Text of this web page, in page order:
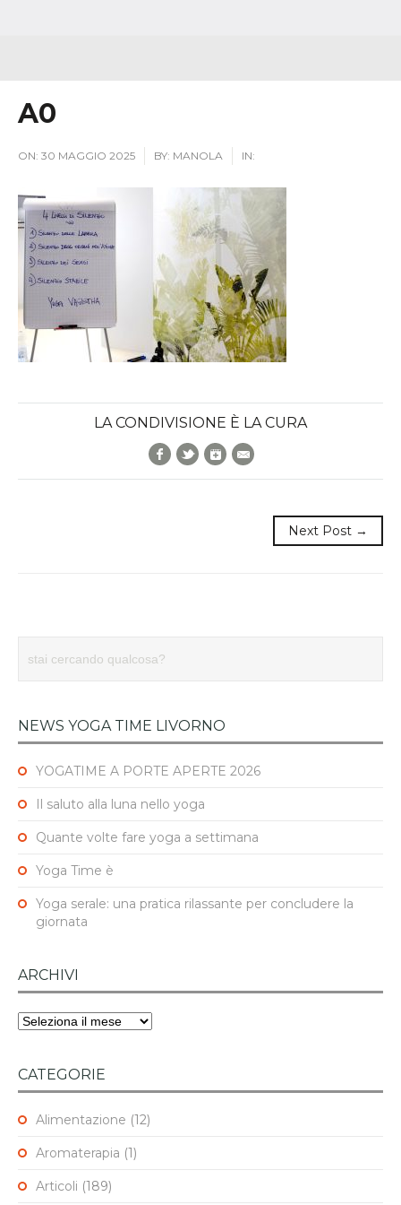
A0
ON: 30 MAGGIO 2025 BY: MANOLA IN:
LA CONDIVISIONE È LA CURA
Facebook
TwitterGoogle+
Next Post →
NEWS YOGA TIME LIVORNO
YOGATIME A PORTE APERTE 2026
Il saluto alla luna nello yoga
Quante volte fare yoga a settimana
Yoga Time è
Yoga serale: una pratica rilassante per concludere la
giornata
ARCHIVI
Archivi
CATEGORIE
Alimentazione (12)
Aromaterapia (1)
Articoli (189)